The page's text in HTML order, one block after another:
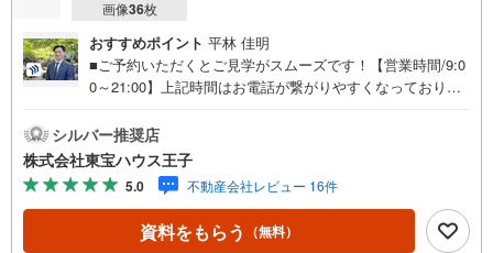
画像36枚
おすすめポイント 平林 佳明
■ご予約いただくとご見学がスムーズです！【営業時間/9:0
0～21:00】上記時間はお電話が繋がりやすくなっておりま
にお電話ください！下記のお申込み方法も可能です！ご見
学希望のお客様:右上の「室内・現地を見学する」をクリッ
クして下さい。資料請求希望のお客様:右上の「資料をもら
う」をクリックして下さい。【東宝ハウス王子のポイン
ト】（1）不動産のご提案から資金計画・ライフシミュレー
ションのご相談・無理のないライフプラン、提携による低
シルバー推奨店
株式会社東宝ハウス王子
5.0 不動産会社レビュー 16件
資料をもらう （無料）